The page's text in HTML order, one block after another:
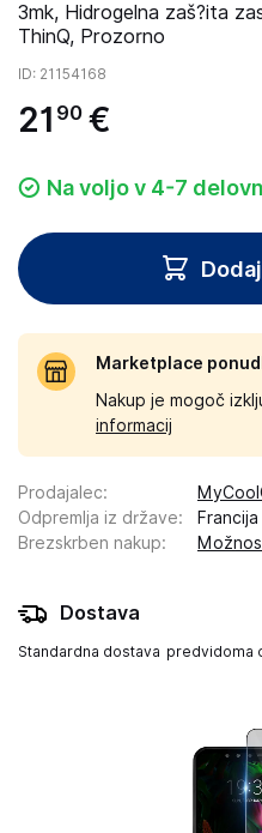
3mk, Hidrogelna zaš?ita
ThinQ, Prozorno
ID: 21154168
21 90 €
Na voljo v 4-7
Marketplace
Nakup je mogoč
informacij
Prodajalec:
Odpremlja iz države:
Francija
Brezskrben nakup:
Dostava
Standardna dostava predvidoma